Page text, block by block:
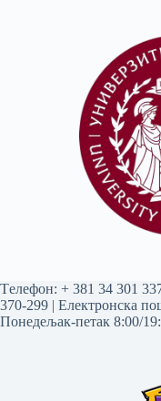
Tелефон: + 381 34 301
370-299 | Електронска
Понедељак-петак 8:00/